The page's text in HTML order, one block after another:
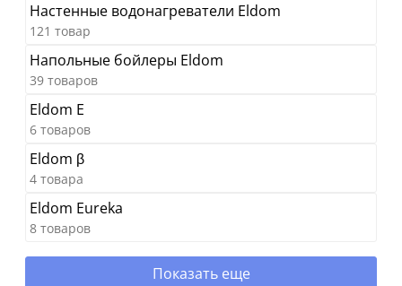
Настенные водонагреватели Eldom
121 товар
Напольные бойлеры Eldom
39 товаров
Eldom E
6 товаров
Eldom β
4 товара
Eldom Eureka
8 товаров
Показать еще